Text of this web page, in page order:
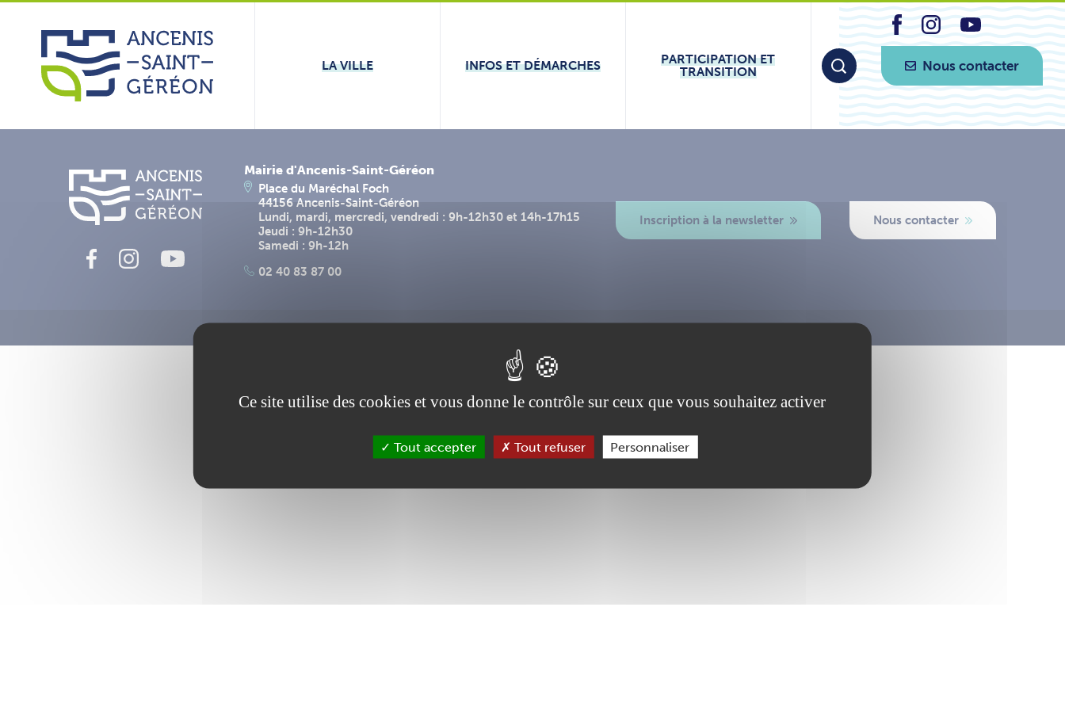
Aller
contenu
LA VILLE
INFOS ET DÉMARCHES
PARTICIPATION ET
TRANSITION
Nous contacter
Mairie d'Ancenis-Saint-Géréon
Place du Maréchal Foch
44156 Ancenis-Saint-Géréon
Lundi, mardi, mercredi, vendredi : 9h-12h30 et 14h-17h15
Jeudi : 9h-12h30
Samedi : 9h-12h
02 40 83 87 00
Inscription à la newsletter Nous contacter
Panneau de gestion des cookies
Ce site utilise des cookies et vous donne le contrôle sur ceux que vous souhaitez activer
Tout accepter Tout refuser Personnaliser